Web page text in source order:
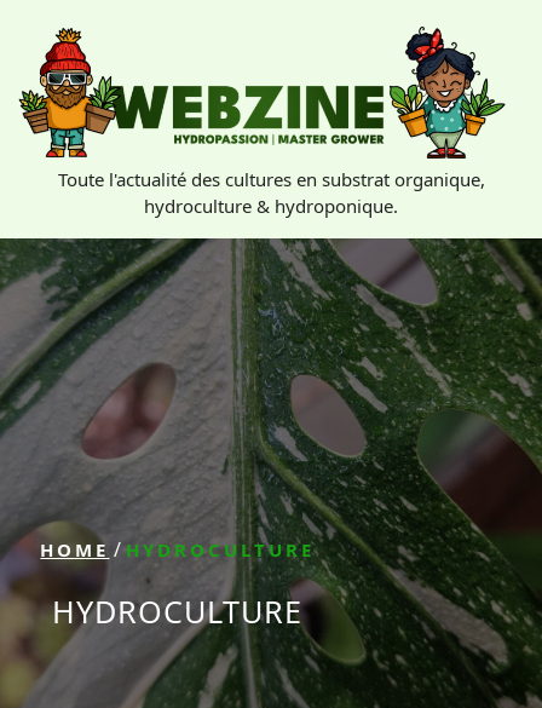
content
Toute l'actualité des cultures en substrat organique,
hydroculture & hydroponique.
HOME /HYDROCULTURE
HYDROCULTURE